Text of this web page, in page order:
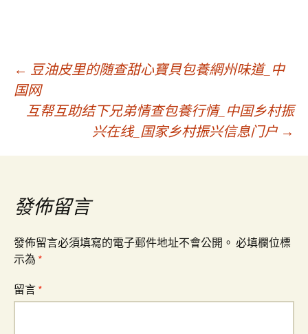
文
章
導
覽
← 豆油皮里的随查甜心寶貝包養網州味道_中
国网
互帮互助结下兄弟情查包養行情_中国乡村振
兴在线_国家乡村振兴信息门户 →
發佈留言
發佈留言必須填寫的電子郵件地址不會公開。 必填欄位標
示為 *
留言 *